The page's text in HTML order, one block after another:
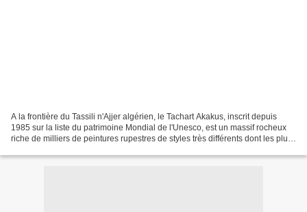
A la frontière du Tassili n'Ajjer algérien, le Tachart Akakus, inscrit depuis
1985 sur la liste du patrimoine Mondial de l'Unesco, est un massif rocheux
riche de milliers de peintures rupestres de styles très différents dont les plus